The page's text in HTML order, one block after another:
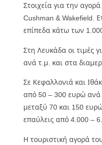
Στοιχεία για την
Cushman & Wakefield.
επίπεδα κάτω των
Στη Λευκάδα οι τιμές
ανά τ.μ. και στα
Σε Κεφαλλονιά και
από 50 – 300 ευρώ ανά
μεταξύ 70 και 150
επαύλεις από 4.000 –
Η τουριστική αγορά